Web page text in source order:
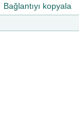
Bağlantıyı kopyala